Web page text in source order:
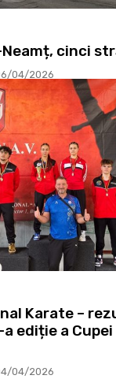
cinci
04/2026
Karate –
ediție a
04/2026